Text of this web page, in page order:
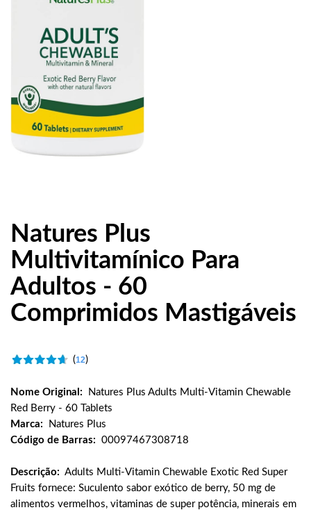
Natures Plus
Multivitamínico Para
Adultos - 60
Comprimidos Mastigáveis
(12)
Nome Original:
Natures Plus Adults Multi-Vitamin Chewable
Red Berry - 60 Tablets
Marca:
Natures Plus
Código de Barras: 00097467308718
Descrição: Adults Multi-Vitamin Chewable Exotic Red Super
Fruits fornece: Suculento sabor exótico de berry, 50 mg de
alimentos vermelhos, vitaminas de super potência, minerais em